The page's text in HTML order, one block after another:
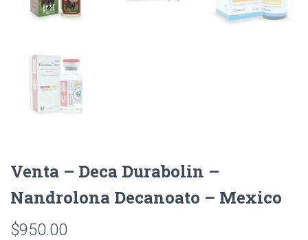
Venta – Deca Durabolin –
Nandrolona Decanoato – Mexico
$950.00